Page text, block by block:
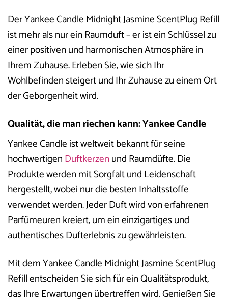
Der Yankee Candle Midnight Jasmine ScentPlug Refill
ist mehr als nur ein Raumduft – er ist ein Schlüssel zu
einer positiven und harmonischen Atmosphäre in
Ihrem Zuhause. Erleben Sie, wie sich Ihr
Wohlbefinden steigert und Ihr Zuhause zu einem Ort
der Geborgenheit wird.
Qualität, die man riechen kann: Yankee Candle
Yankee Candle ist weltweit bekannt für seine
hochwertigenDuftkerzenund Raumdüfte. Die
Produkte werden mit Sorgfalt und Leidenschaft
hergestellt, wobei nur die besten Inhaltsstoffe
verwendet werden. Jeder Duft wird von erfahrenen
Parfümeuren kreiert, um ein einzigartiges und
authentisches Dufterlebnis zu gewährleisten.
Mit dem Yankee Candle Midnight Jasmine ScentPlug
Refill entscheiden Sie sich für ein Qualitätsprodukt,
das Ihre Erwartungen übertreffen wird. Genießen Sie